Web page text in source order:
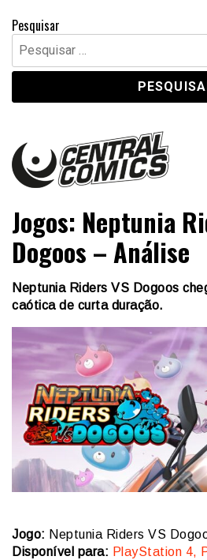
Pesquisar
Pesquisar
por:
Central Comics
Jogos: Neptunia
Dogoos – Análise
Neptunia Riders VS Dogoos
caótica de curta duração.
Jogo: Neptunia Riders VS
Disponível para: PlayStation 4,